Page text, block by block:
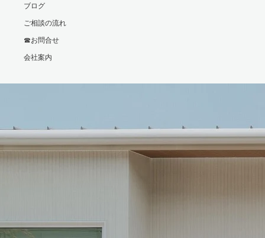
ブログ
ご相談の流れ
☎お問合せ
会社案内